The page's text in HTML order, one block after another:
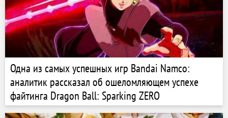
Одна из самых успешных игр Bandai Namco:
аналитик рассказал об ошеломляющем успехе
файтинга Dragon Ball: Sparking ZERO